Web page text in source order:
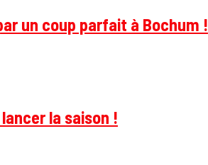
un coup parfait à Bochum !
la saison !